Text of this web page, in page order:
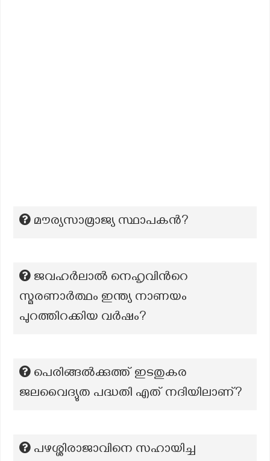
മൗര്യസാമ്രാജ്യ സ്ഥാപകന്‍?
ജവഹർലാൽ നെഹൃവിന്‍റെ
സ്മരണാർത്ഥം ഇന്ത്യ നാണയം
പുറത്തിറക്കിയ വർഷം?
പെരിങ്ങൽക്കുത്ത് ഇടതുകര
ജലവൈദ്യുത പദ്ധതി എത് നദിയിലാണ്?
പഴശ്ശിരാജാവിനെ സഹായിച്ച